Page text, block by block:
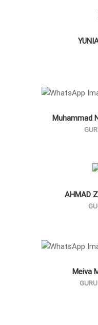
Muhammad
AHMAD
Meiva